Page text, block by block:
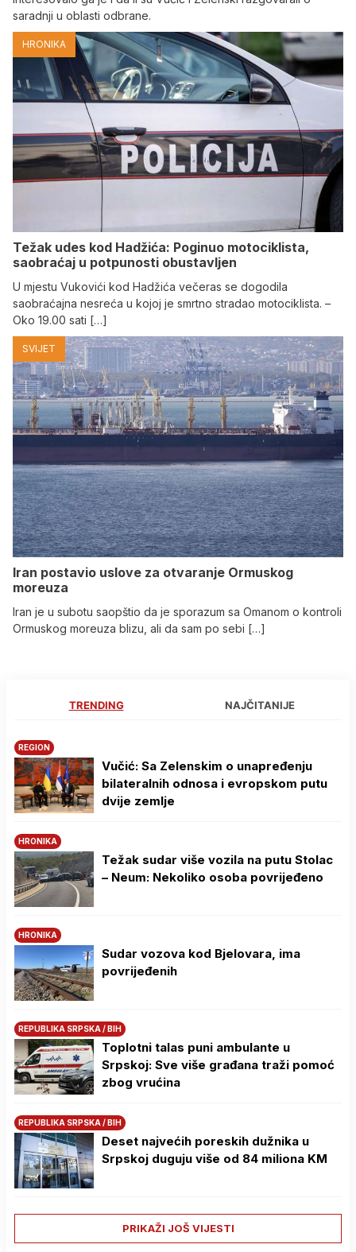
saradnji u oblasti odbrane.
HRONIKA
Težak udes kod Hadžića: Poginuo motociklista,
saobraćaj u potpunosti obustavljen
U mjestu Vukovići kod Hadžića večeras se dogodila
saobraćajna nesreća u kojoj je smrtno stradao motociklista. –
Oko 19.00 sati […]
SVIJET
Iran postavio uslove za otvaranje Ormuskog
moreuza
Iran je u subotu saopštio da je sporazum sa Omanom o kontroli
Ormuskog moreuza blizu, ali da sam po sebi […]
TRENDING NAJČITANIJE
REGION
Vučić: Sa Zelenskim o unapređenju
bilateralnih odnosa i evropskom putu
dvije zemlje
HRONIKA
Težak sudar više vozila na putu Stolac
– Neum: Nekoliko osoba povrijeđeno
HRONIKA
Sudar vozova kod Bjelovara, ima
povrijeđenih
REPUBLIKA SRPSKA / BIH
Toplotni talas puni ambulante u
Srpskoj: Sve više građana traži pomoć
zbog vrućina
REPUBLIKA SRPSKA / BIH
Deset najvećih poreskih dužnika u
Srpskoj duguju više od 84 miliona KM
PRIKAŽI JOŠ VIJESTI